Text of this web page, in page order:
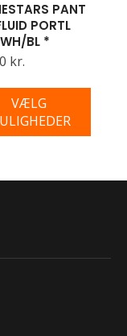
PANT
PORTL
BL *
kr.
VÆLG